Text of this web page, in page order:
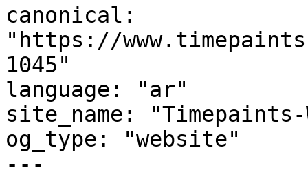
canonical:
"https://
1045"
language: "ar"
site_name:
og_type: "website"
---